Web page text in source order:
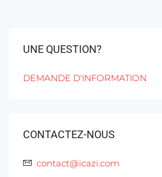
UNE QUESTION?
DEMANDE D'INFORMATION
CONTACTEZ-NOUS
contact@icazi.com